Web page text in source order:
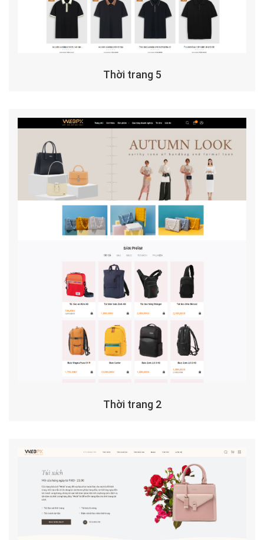
Thời trang 5
Thời trang 2